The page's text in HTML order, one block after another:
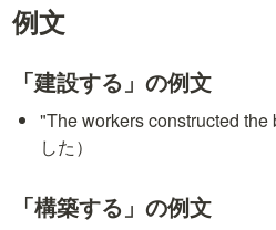
例文
「建設する」の例文
"The workers constructed
した）
「構築する」の例文